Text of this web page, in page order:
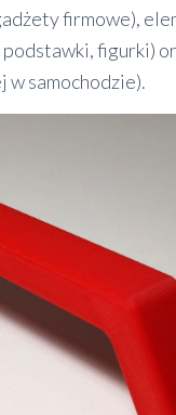
firmowe),
figurki)
w samochodzie).